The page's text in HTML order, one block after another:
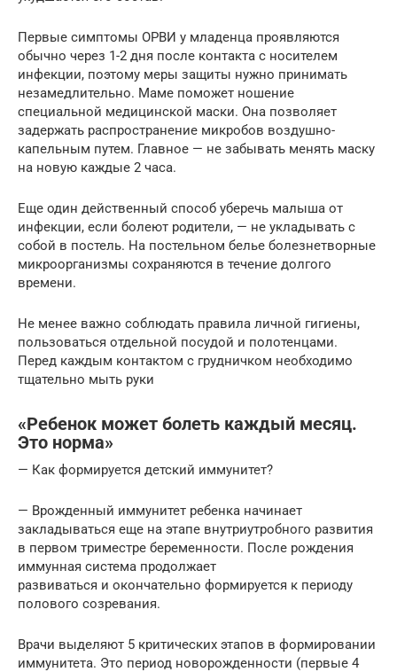
Первые симптомы ОРВИ у младенца проявляются
обычно через 1-2 дня после контакта с носителем
инфекции, поэтому меры защиты нужно принимать
незамедлительно. Маме поможет ношение
специальной медицинской маски. Она позволяет
задержать распространение микробов воздушно-
капельным путем. Главное — не забывать менять маску
на новую каждые 2 часа.
Еще один действенный способ уберечь малыша от
инфекции, если болеют родители, — не укладывать с
собой в постель. На постельном белье болезнетворные
микроорганизмы сохраняются в течение долгого
времени.
Не менее важно соблюдать правила личной гигиены,
пользоваться отдельной посудой и полотенцами.
Перед каждым контактом с грудничком необходимо
тщательно мыть руки
«Ребенок может болеть каждый месяц.
Это норма»
— Как формируется детский иммунитет?
— Врожденный иммунитет ребенка начинает
закладываться еще на этапе внутриутробного развития
в первом триместре беременности. После рождения
иммунная система продолжает
развиваться и окончательно формируется к периоду
полового созревания.
Врачи выделяют 5 критических этапов в формировании
иммунитета. Это период новорожденности (первые 4